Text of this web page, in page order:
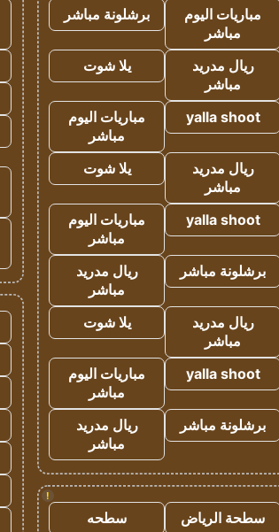
مباريات اليوم
مباشر
برشلونة مباشر
ريال مدريد
مباشر
يلا شوت
yalla shoot
مباريات اليوم
مباشر
ريال مدريد
مباشر
يلا شوت
yalla shoot
مباريات اليوم
مباشر
برشلونة مباشر
ريال مدريد
مباشر
ريال مدريد
مباشر
يلا شوت
yalla shoot
مباريات اليوم
مباشر
برشلونة مباشر
ريال مدريد
مباشر
!
سطحة الرياض
سطحه